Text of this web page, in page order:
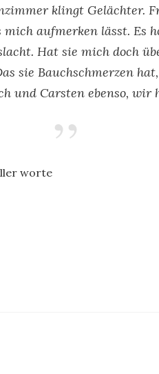
klingt Gelächter.
mich aufmerken lässt. Es
Hat sie mich doch
sie Bauchschmerzen
und Carsten ebenso, wir
worte